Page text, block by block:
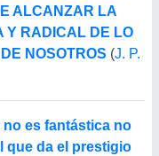
ALCANZAR LA
Y RADICAL DE LO
NOSOTROS (J. P.
no es fantástica no
que da el prestigio